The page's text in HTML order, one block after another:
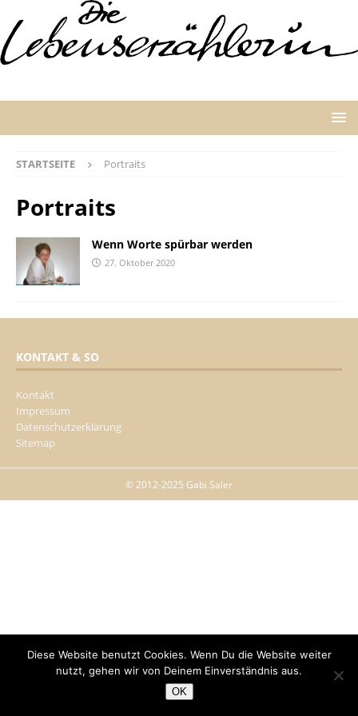
STARTSEITE Portraits
Portraits
Wenn Worte spürbar werden
27. Oktober 2020
KONTAKT & SO
Kontakt
Impressum
Datenschutzerklärung
Sitemap
© 2012-2025 Gabi Saler
Diese Website benutzt Cookies. Wenn Du die Website weiter
nutzt, gehen wir von Deinem Einverständnis aus.
OK